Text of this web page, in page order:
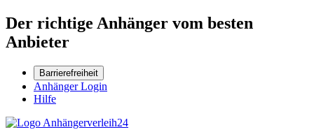
Der richtige Anhänger vom besten
Anbieter
Barrierefreiheit
Anhänger Login
Hilfe